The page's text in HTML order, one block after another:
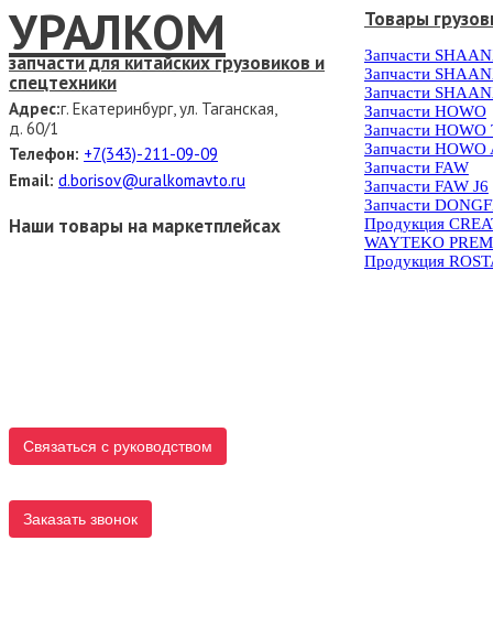
УРАЛКОМ
запчасти для китайских грузовиков и
спецтехники
Адрес:г. Екатеринбург, ул. Таганская,
д. 60/1
Телефон: +7(343)-211-09-09
Email: d.borisov@uralkomavto.ru
Наши товары на маркетплейсах
Связаться с руководством
Заказать звонок
Товары
Запчасти
Запчасти
Запчасти
Запчасти HOWO
Запчасти HOWO
Запчасти HOWO
Запчасти FAW
Запчасти FAW J6
Запчасти
Продукция
WAYTEKO
Продукция